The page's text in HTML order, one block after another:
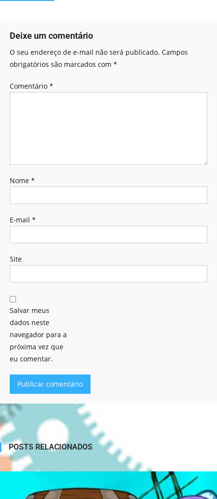
Deixe um comentário
O seu endereço de e-mail não será publicado. Campos
obrigatórios são marcados com *
Comentário *
Nome *
E-mail *
Site
Salvar meus
dados neste
navegador para a
próxima vez que
eu comentar.
POSTS RELACIONADOS